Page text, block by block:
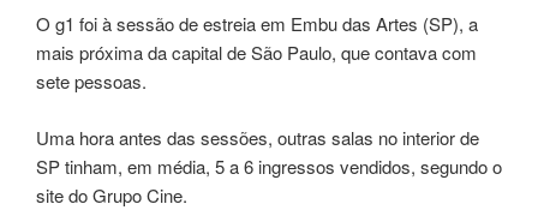
O g1 foi à sessão de estreia em Embu das Artes (SP), a
mais próxima da capital de São Paulo, que contava com
sete pessoas.
Uma hora antes das sessões, outras salas no interior de
SP tinham, em média, 5 a 6 ingressos vendidos, segundo o
site do Grupo Cine.